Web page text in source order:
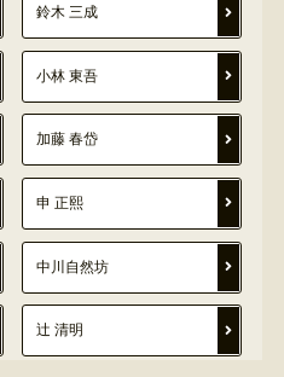
鈴木 三成
小林 東吾
加藤 春岱
申 正熙
中川自然坊
辻 清明